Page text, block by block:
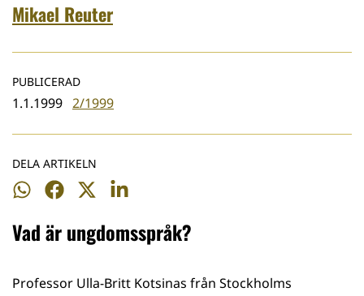
Mikael Reuter
PUBLICERAD
1.1.1999 2/1999
DELA ARTIKELN
Dela
WhatsApp
Dela
Facebook
Dela
Twitter
Dela
LinkedIn
Vad är ungdomsspråk?
Professor Ulla-Britt Kotsinas från Stockholms